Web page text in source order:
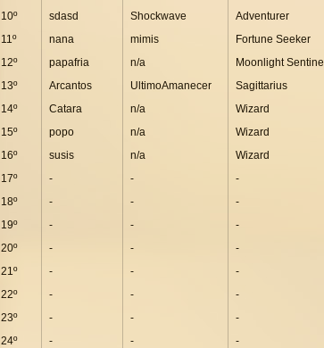
10º
sdasd Shockwave Adventurer
11º
nana mimis Fortune Seeker
12º
papafria n/a Moonlight Sentinel
13º
Arcantos UltimoAmanecer Sagittarius
14º
Catara n/a Wizard
15º
popo n/a Wizard
16º
susis n/a Wizard
17º
- - -
18º
- - -
19º
- - -
20º
- - -
21º
- - -
22º
- - -
23º
- - -
24º
- - -